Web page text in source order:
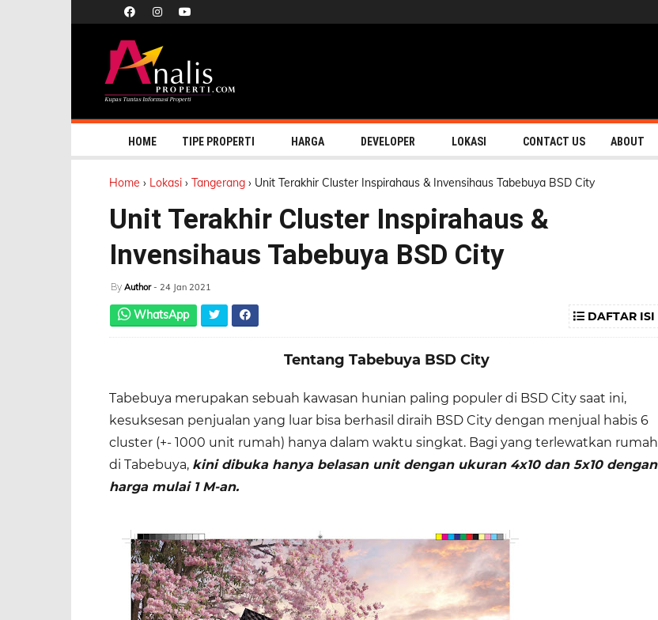
HOME TIPE PROPERTI HARGA DEVELOPER LOKASI CONTACT US ABOUT
Home › Lokasi › Tangerang › Unit Terakhir Cluster Inspirahaus & Invensihaus Tabebuya BSD City
Unit Terakhir Cluster Inspirahaus &
Invensihaus Tabebuya BSD City
By Author - 24 Jan 2021
WhatsApp DAFTAR ISI
Tentang Tabebuya BSD City
Tabebuya merupakan sebuah kawasan hunian paling populer di BSD City saat ini,
kesuksesan penjualan yang luar bisa berhasil diraih BSD City dengan menjual habis 6
cluster (+- 1000 unit rumah) hanya dalam waktu singkat. Bagi yang terlewatkan rumah
di Tabebuya, kini dibuka hanya belasan unit dengan ukuran 4x10 dan 5x10 dengan
harga mulai 1 M-an.